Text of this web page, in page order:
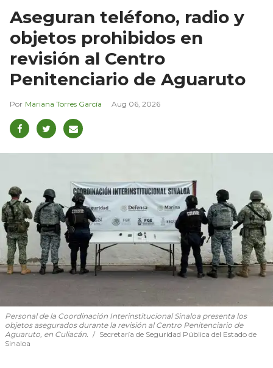
Aseguran teléfono, radio y
objetos prohibidos en
revisión al Centro
Penitenciario de Aguaruto
Mariana Torres García Aug 06, 2026
Personal de la Coordinación Interinstitucional Sinaloa presenta los
objetos asegurados durante la revisión al Centro Penitenciario de
Aguaruto, en Culiacán.
Secretaría de Seguridad Pública del Estado de
Sinaloa